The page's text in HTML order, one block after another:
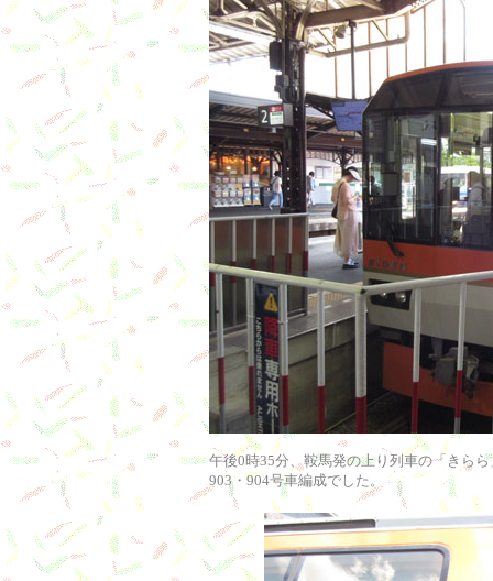
午後0時35分、鞍馬発の上り列車の「きら
903・904号車編成でした。